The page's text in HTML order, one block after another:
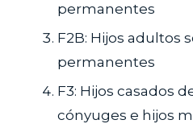
permanentes
F2B: Hijos adultos
permanentes
F3: Hijos casados
cónyuges e hijos